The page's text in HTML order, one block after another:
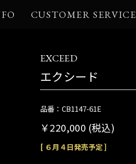
CUSTOMER SERVICE
EXCEED
エクシード
品番：CB1147-61E
￥220,000 (税込)
[ ６月４日発売予定 ]